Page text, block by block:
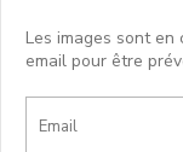
Les images sont
email pour être